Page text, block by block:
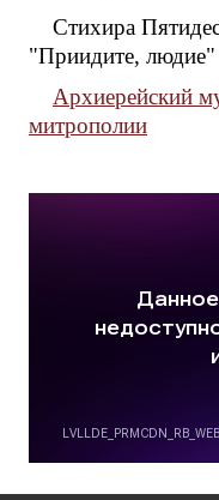
Стихира
"Приидите, людие"
Архиерейский
митрополии